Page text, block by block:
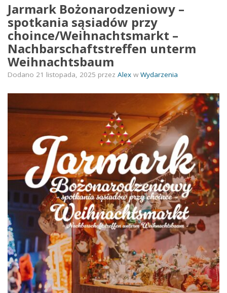
Jarmark Bożonarodzeniowy –
spotkania sąsiadów przy
choince/Weihnachtsmarkt –
Nachbarschaftstreffen unterm
Weihnachtsbaum
Dodano 21 listopada, 2025 przez Alex w Wydarzenia